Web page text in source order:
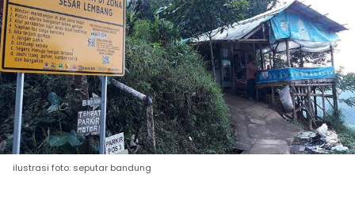
ilustrasi foto: seputar bandung